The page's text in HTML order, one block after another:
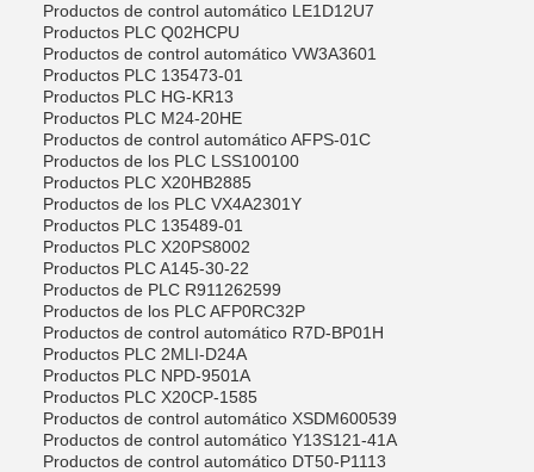
Productos de control automático LE1D12U7
Productos PLC Q02HCPU
Productos de control automático VW3A3601
Productos PLC 135473-01
Productos PLC HG-KR13
Productos PLC M24-20HE
Productos de control automático AFPS-01C
Productos de los PLC LSS100100
Productos PLC X20HB2885
Productos de los PLC VX4A2301Y
Productos PLC 135489-01
Productos PLC X20PS8002
Productos PLC A145-30-22
Productos de PLC R911262599
Productos de los PLC AFP0RC32P
Productos de control automático R7D-BP01H
Productos PLC 2MLI-D24A
Productos PLC NPD-9501A
Productos PLC X20CP-1585
Productos de control automático XSDM600539
Productos de control automático Y13S121-41A
Productos de control automático DT50-P1113